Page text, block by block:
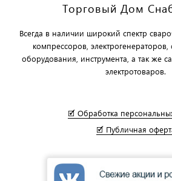
Торговый Дом
Всегда в наличии широкий спектр
компрессоров,
оборудования, инструмента, а так же
электротоваров.
🗹 Обработка
🗹 Публичная